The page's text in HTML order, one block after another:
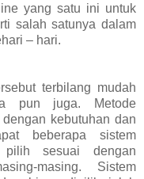
yang satu ini untuk
salah satunya dalam
– hari.
terbilang mudah
pun juga. Metode
kebutuhan dan
beberapa sistem
sesuai dengan
masing. Sistem